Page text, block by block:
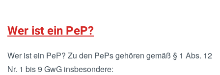
Wer ist ein PeP?
Wer ist ein PeP? Zu den PePs gehören gemäß § 1 Abs. 12
Nr. 1 bis 9 GwG insbesondere: